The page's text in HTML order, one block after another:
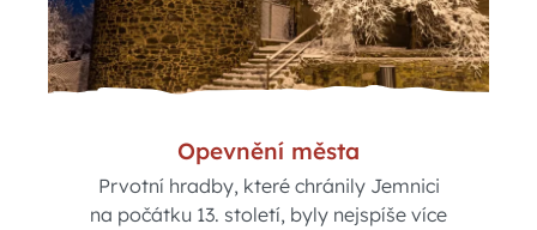
Opevnění města
Prvotní hradby, které chránily Jemnici
na počátku 13. století, byly nejspíše více